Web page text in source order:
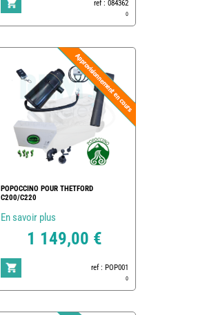
ref : 084362
0
POPOCCINO POUR THETFORD
C200/C220
En savoir plus
1 149,00 €
ref : POP001
0